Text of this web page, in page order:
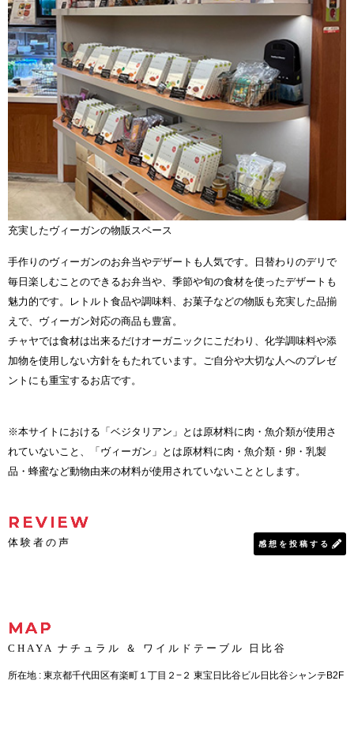
充実したヴィーガンの物販スペース
手作りのヴィーガンのお弁当やデザートも人気です。日替わりのデリで
毎日楽しむことのできるお弁当や、季節や旬の食材を使ったデザートも
魅力的です。レトルト食品や調味料、お菓子などの物販も充実した品揃
えで、ヴィーガン対応の商品も豊富。
チャヤでは食材は出来るだけオーガニックにこだわり、化学調味料や添
加物を使用しない方針をもたれています。ご自分や大切な人へのプレゼ
ントにも重宝するお店です。
※本サイトにおける「ベジタリアン」とは原材料に肉・魚介類が使用さ
れていないこと、「ヴィーガン」とは原材料に肉・魚介類・卵・乳製
品・蜂蜜など動物由来の材料が使用されていないこととします。
REVIEW
体験者の声 感想を投稿する
MAP
CHAYA ナチュラル ＆ ワイルドテーブル 日比谷
所在地 : 東京都千代田区有楽町１丁目２−２ 東宝日比谷ビル日比谷シャンテB2F